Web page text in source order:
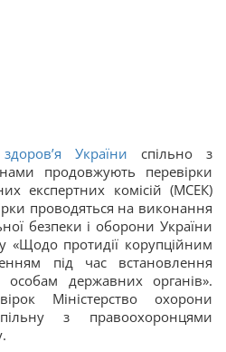
України спільно з
продовжують перевірки
експертних комісій (МСЕК)
проводяться на виконання
безпеки і оборони України
«Щодо протидії корупційним
під час встановлення
особам державних органів».
Міністерство охорони
з правоохоронцями